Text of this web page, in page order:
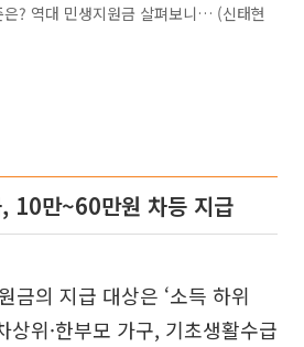
? 역대 민생지원금 살펴보니… (신태현
10만~60만원 차등 지급
금의 지급 대상은 ‘소득 하위
상위·한부모 가구, 기초생활수급